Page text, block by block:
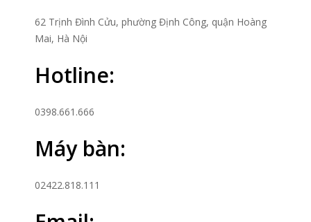
62 Trịnh Đình Cửu, phường Định Công, quận Hoàng
Mai, Hà Nội
Hotline:
0398.661.666
Máy bàn:
02422.818.111